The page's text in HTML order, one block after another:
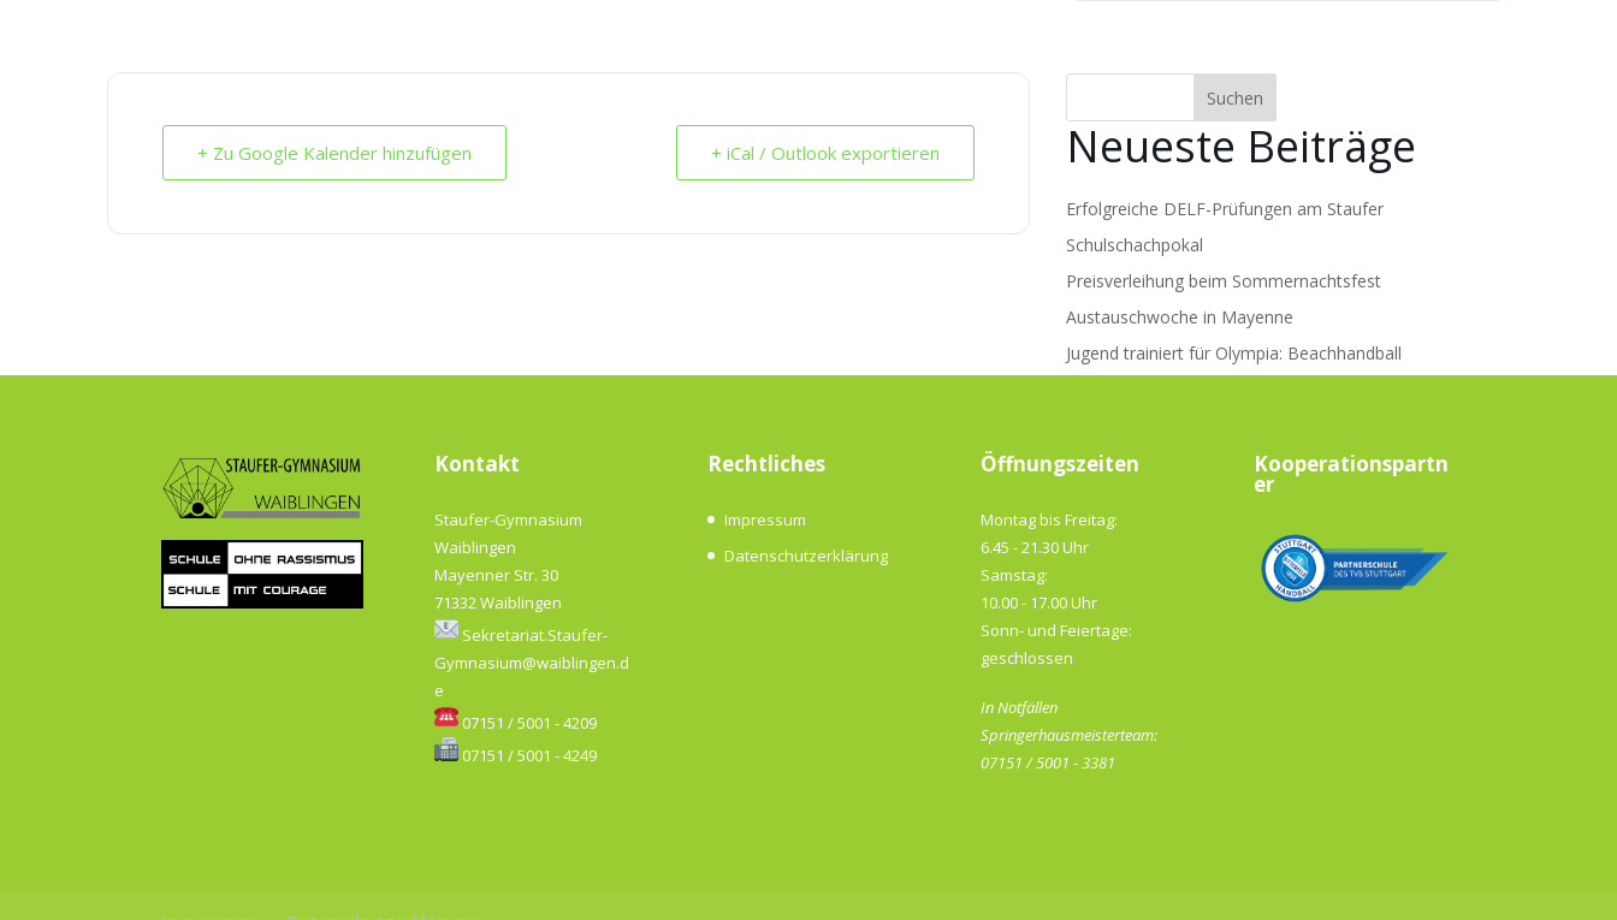
+ Zu Google Kalender hinzufügen + iCal / Outlook exportieren
Suchen
Neueste Beiträge
Erfolgreiche DELF-Prüfungen am Staufer
Schulschachpokal
Preisverleihung beim Sommernachtsfest
Austauschwoche in Mayenne
Jugend trainiert für Olympia: Beachhandball
Kontakt
Staufer-Gymnasium
Waiblingen
Mayenner Str. 30
71332 Waiblingen
Sekretariat.Staufer-
Gymnasium@waiblingen.d
e
07151 / 5001 - 4209
07151 / 5001 - 4249
Rechtliches
Impressum
Datenschutzerklärung
Öffnungszeiten
Montag bis Freitag:
6.45 - 21.30 Uhr
Samstag:
10.00 - 17.00 Uhr
Sonn- und Feiertage:
geschlossen
In Notfällen
Springerhausmeisterteam:
07151 / 5001 - 3381
Kooperationspartn
er